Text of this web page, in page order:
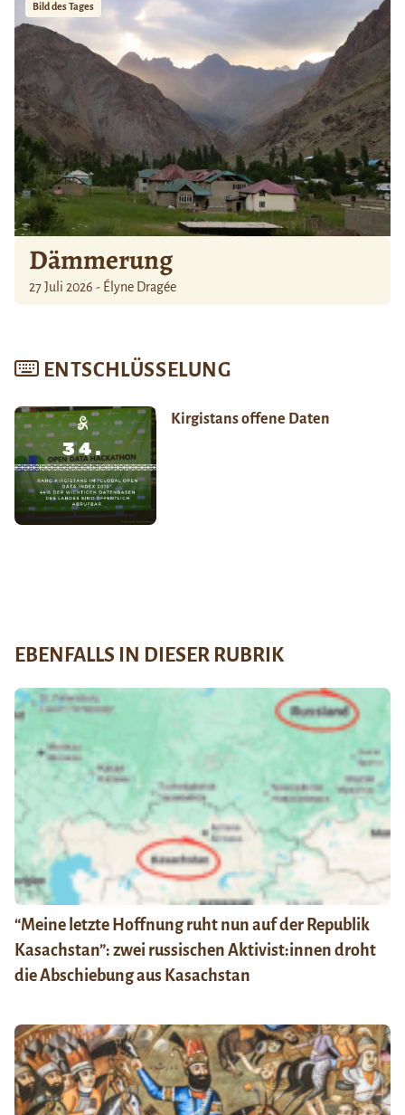
Bild des Tages
Dämmerung
27 Juli 2026 - Élyne Dragée
ENTSCHLÜSSELUNG
Kirgistans offene Daten
EBENFALLS IN DIESER RUBRIK
“Meine letzte Hoffnung ruht nun auf der Republik
Kasachstan”: zwei russischen Aktivist:innen droht
die Abschiebung aus Kasachstan